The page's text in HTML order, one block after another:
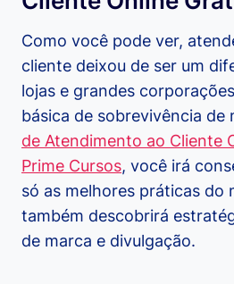
Como você pode ver,
cliente deixou de ser um
lojas e grandes
básica de sobrevivência de
de Atendimento ao Cliente
Prime Cursos, você irá
só as melhores práticas do
também descobrirá
de marca e divulgação.